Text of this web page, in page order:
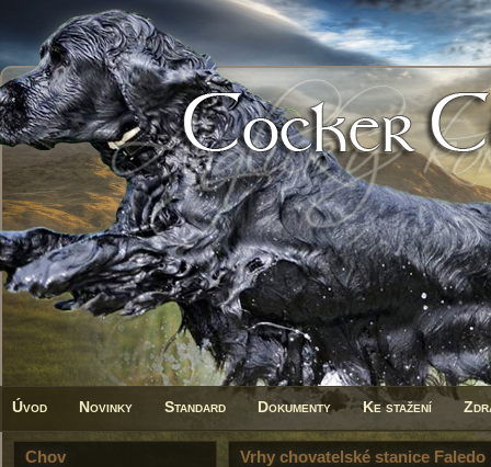
Úvod Novinky Standard Dokumenty Ke stažení
Chov Vrhy chovatelské stanice Faledo